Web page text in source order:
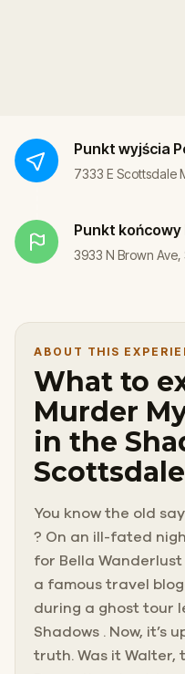
Punkt wyjścia
7333 E Scottsdale
Punkt końcowy
3933 N Brown
ABOUT THIS
What to
Murder
in the
Scottsdale
You know the old
? On an ill-fated
for Bella Wanderlust
a famous travel
during a ghost tour
Shadows . Now, it’s
truth. Was it Walter,